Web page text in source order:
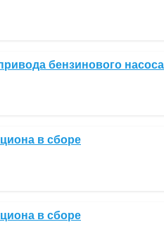
бензинового насоса
в сборе
в сборе